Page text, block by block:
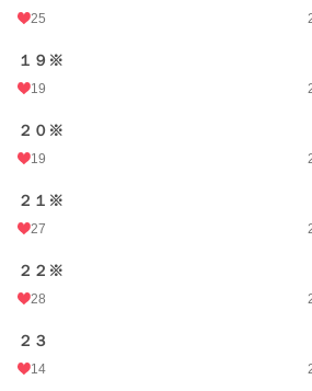
25
１９※
19
２０※
19
２１※
27
２２※
28
２３
14